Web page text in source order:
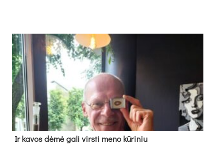
Ir ka­vos dė­mė ga­li virs­ti me­no kū­ri­niu